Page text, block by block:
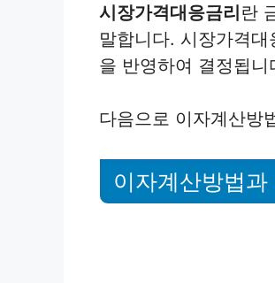
시장가격대응금리란
말합니다. 시장가격
을 반영하여 결정됩니
다음으로 이자계산방
이자계산방법과